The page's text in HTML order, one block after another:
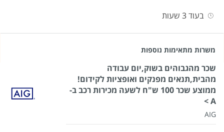
בעוד 3 שעות
משרות מתאימות נוספות
שכר מהגבוהים בשוק,יום עבודה
מהבית,תנאים מפנקים ואופציות לקידום!
ממוצע שכר 100 ש"ח לשעה מכירות רכב ב-
A >
AIG